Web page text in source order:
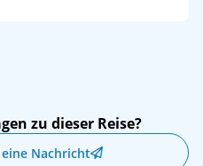
zu dieser Reise?
Nachricht